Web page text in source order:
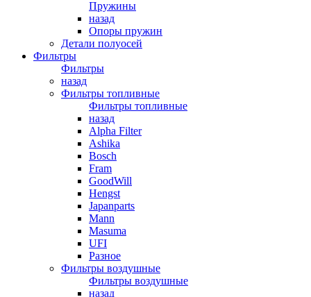
Пружины
назад
Опоры пружин
Детали полуосей
Фильтры
Фильтры
назад
Фильтры топливные
Фильтры топливные
назад
Alpha Filter
Ashika
Bosch
Fram
GoodWill
Hengst
Japanparts
Mann
Masuma
UFI
Разное
Фильтры воздушные
Фильтры воздушные
назад